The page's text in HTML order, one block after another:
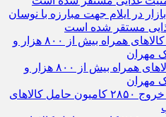
در ایلام جهت مبارزه با نوسان
مستقر شده است